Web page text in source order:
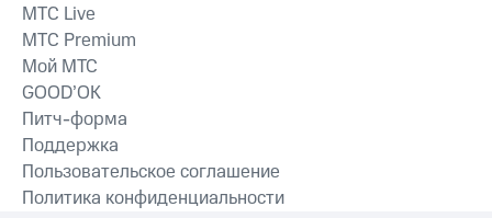
MTС Live
MTС Premium
Мой МТС
GOOD’OK
Питч-форма
Поддержка
Пользовательское соглашение
Политика конфиденциальности